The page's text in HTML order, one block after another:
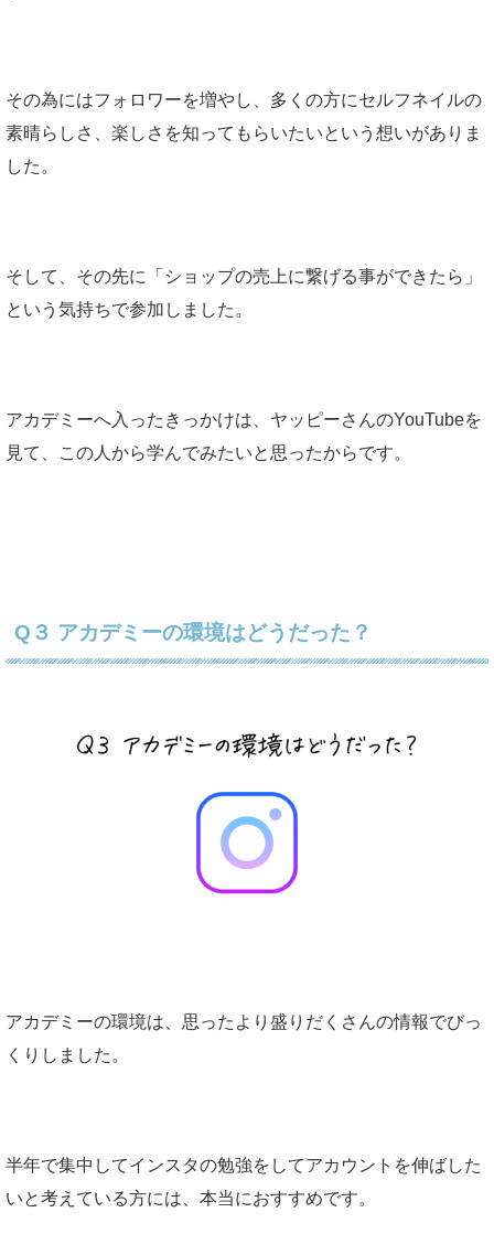
その為にはフォロワーを増やし、多くの方にセルフネイルの
素晴らしさ、楽しさを知ってもらいたいという想いがありま
した。
そして、その先に「ショップの売上に繋げる事ができたら」
という気持ちで参加しました。
アカデミーへ入ったきっかけは、ヤッピーさんのYouTubeを
見て、この人から学んでみたいと思ったからです。
Q３ アカデミーの環境はどうだった？
アカデミーの環境は、思ったより盛りだくさんの情報でびっ
くりしました。
半年で集中してインスタの勉強をしてアカウントを伸ばした
いと考えている方には、本当におすすめです。